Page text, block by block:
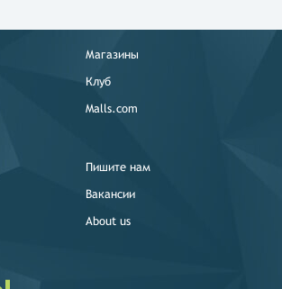
Магазины
Клуб
Malls.com
Пишите нам
Вакансии
About us